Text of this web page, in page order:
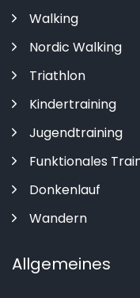
Walking
Nordic Walking
Triathlon
Kindertraining
Jugendtraining
Funktionales
Donkenlauf
Wandern
Allgemeines